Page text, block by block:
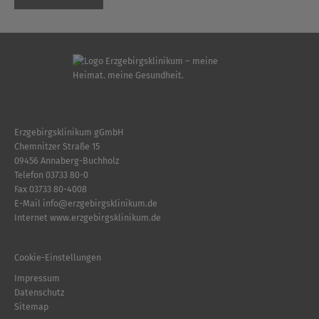
Erzgebirgsklinikum gGmbH
Chemnitzer Straße 15
09456 Annaberg-Buchholz
Telefon 03733 80-0
Fax 03733 80-4008
E-Mail info@erzgebirgsklinikum.de
Internet www.erzgebirgsklinikum.de
Cookie-Einstellungen
Impressum
Datenschutz
Sitemap